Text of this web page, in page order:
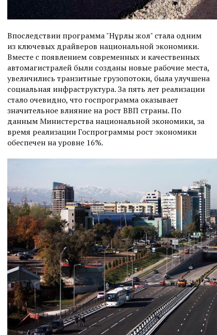
Впоследствии программа "Нұрлы жол" стала одним
из ключевых драйверов национальной экономики.
Вместе с появлением современных и качественных
автомагистралей были созданы новые рабочие места,
увеличились транзитные грузопотоки, была улучшена
социальная инфраструктура. За пять лет реализации
стало очевидно, что госпрограмма оказывает
значительное влияние на рост ВВП страны. По
данным Министерства национальной экономики, за
время реализации Госпрограммы рост экономики
обеспечен на уровне 16%.